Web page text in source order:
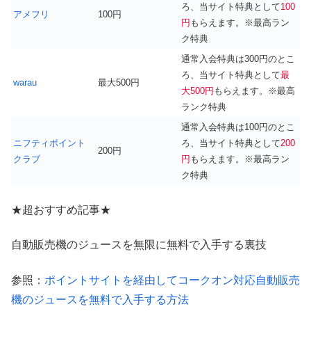
アメフリ 100円
ろ、当サイト特典として100
円 もらえます。※最高ラン
ク特典
warau 最大500円
通常入会特典は300円のとこ
ろ、当サイト特典として最
大500円 もらえます。※最高
ランク特典
ニフティポイント
クラブ
200円
通常入会特典は100円のとこ
ろ、当サイト特典として200
円 もらえます。※最高ラン
ク特典
★超おすすめ記事★
自動販売機のジュースを無限に無料で入手する裏技
参照： ポイントサイトを経由してコークオン対応自動販売
機のジュースを無料で入手する方法